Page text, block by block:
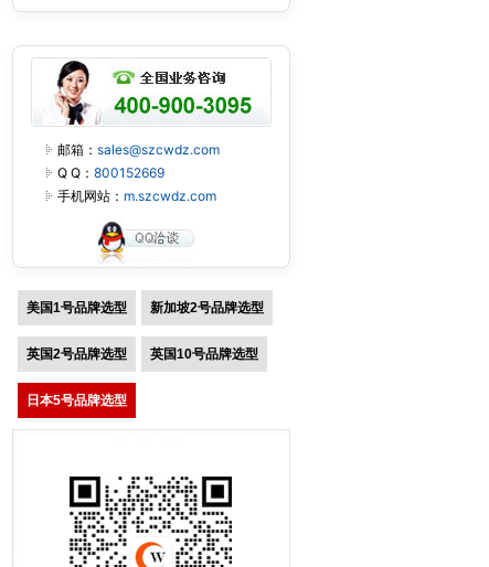
邮箱： sales@szcwdz.com
Q Q： 800152669
手机网站： m.szcwdz.com
美国1号品牌选型 新加坡2号品牌选型
英国2号品牌选型 英国10号品牌选型
日本5号品牌选型